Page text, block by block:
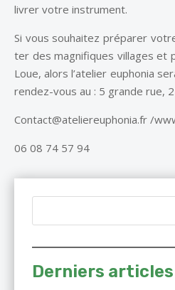
livrer votre instrument.
Si vous souhaitez préparer
ter des magnifiques villages et
Loue, alors l’atelier euphonia
rendez-vous au : 5 grande rue,
Contact@ateliereuphonia.fr /
06 08 74 57 94
Derniers articles